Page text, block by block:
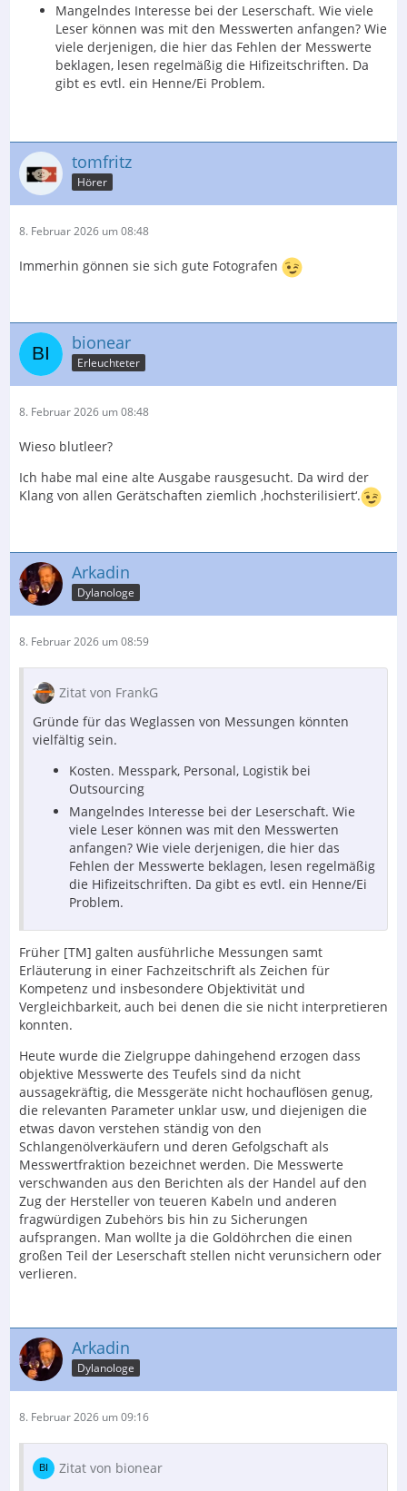
Mangelndes Interesse bei der Leserschaft. Wie viele
Leser können was mit den Messwerten anfangen? Wie
viele derjenigen, die hier das Fehlen der Messwerte
beklagen, lesen regelmäßig die Hifizeitschriften. Da
gibt es evtl. ein Henne/Ei Problem.
tomfritz
Hörer
8. Februar 2026 um 08:48
Immerhin gönnen sie sich gute Fotografen
bionear
Erleuchteter
8. Februar 2026 um 08:48
Wieso blutleer?
Ich habe mal eine alte Ausgabe rausgesucht. Da wird der
Klang von allen Gerätschaften ziemlich ‚hochsterilisiert‘.
Arkadin
Dylanologe
8. Februar 2026 um 08:59
Zitat von FrankG
Gründe für das Weglassen von Messungen könnten
vielfältig sein.
Kosten. Messpark, Personal, Logistik bei
Outsourcing
Mangelndes Interesse bei der Leserschaft. Wie
viele Leser können was mit den Messwerten
anfangen? Wie viele derjenigen, die hier das
Fehlen der Messwerte beklagen, lesen regelmäßig
die Hifizeitschriften. Da gibt es evtl. ein Henne/Ei
Problem.
Früher [TM] galten ausführliche Messungen samt
Erläuterung in einer Fachzeitschrift als Zeichen für
Kompetenz und insbesondere Objektivität und
Vergleichbarkeit, auch bei denen die sie nicht interpretieren
konnten.
Heute wurde die Zielgruppe dahingehend erzogen dass
objektive Messwerte des Teufels sind da nicht
aussagekräftig, die Messgeräte nicht hochauflösen genug,
die relevanten Parameter unklar usw, und diejenigen die
etwas davon verstehen ständig von den
Schlangenölverkäufern und deren Gefolgschaft als
Messwertfraktion bezeichnet werden. Die Messwerte
verschwanden aus den Berichten als der Handel auf den
Zug der Hersteller von teueren Kabeln und anderen
fragwürdigen Zubehörs bis hin zu Sicherungen
aufsprangen. Man wollte ja die Goldöhrchen die einen
großen Teil der Leserschaft stellen nicht verunsichern oder
verlieren.
Arkadin
Dylanologe
8. Februar 2026 um 09:16
Zitat von bionear